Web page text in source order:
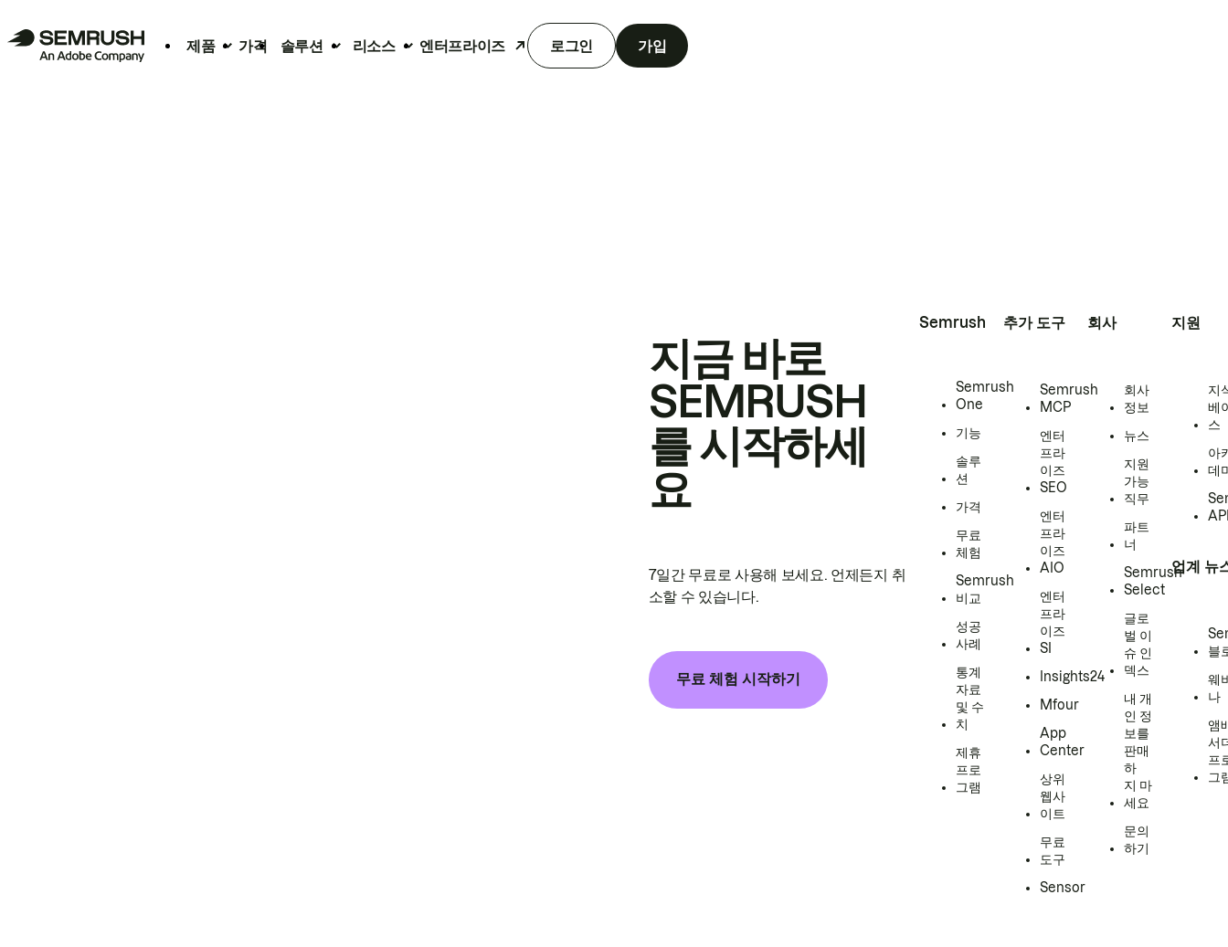
제품 가격 솔루션 리소스 엔터프라이즈 로그인 가입
지금 바로
SEMRUSH
를 시작하세
요
7일간 무료로 사용해 보세요. 언제든지 취
소할 수 있습니다.
무료 체험 시작하기
Semrush
Semrush
One
기능
솔루
션
가격
무료
체험
Semrush
비교
성공
사례
통계
자료
및 수
치
제휴
프로
그램
추가 도구
Semrush
MCP
엔터
프라
이즈
SEO
엔터
프라
이즈
AIO
엔터
프라
이즈
SI
Insights24
Mfour
App
Center
상위
웹사
이트
무료
도구
Sensor
회사
회사
정보
뉴스
지원
가능
직무
파트
너
Semrush
Select
글로
벌 이
슈 인
덱스
내 개
인 정
보를
판매
하
지 마
세요
문의
하기
지원
지
베
스
아
데
업계 뉴
블
웨
나
앰
서
프
그